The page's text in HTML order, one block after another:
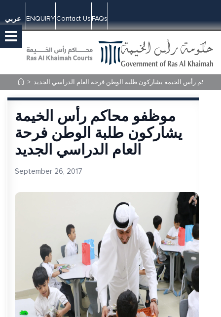
عربي ENQUIRYContact UsFAQs
> محاكم رأس الخيمة يشاركون طلبة الوطن فرحة العام الدراسي الجديد
موظفو محاكم رأس الخيمة
يشاركون طلبة الوطن فرحة
العام الدراسي الجديد
September 26, 2017